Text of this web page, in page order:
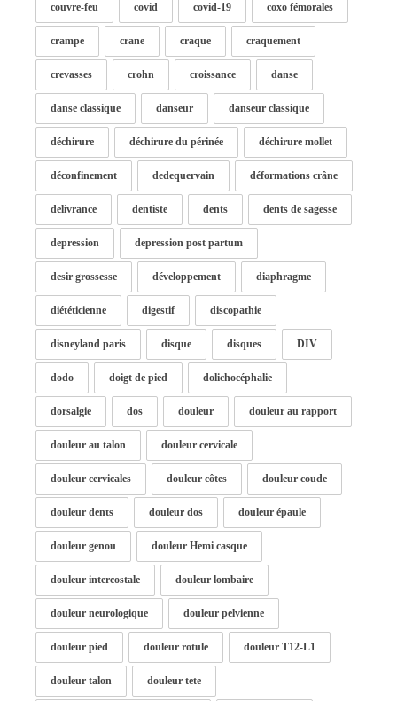
couvre-feu covid covid-19 coxo fémorales
crampe crane craque craquement
crevasses crohn croissance danse
danse classique danseur danseur classique
déchirure déchirure du périnée déchirure mollet
déconfinement dedequervain déformations crâne
delivrance dentiste dents dents de sagesse
depression depression post partum
desir grossesse développement diaphragme
diététicienne digestif discopathie
disneyland paris disque disques DIV
dodo doigt de pied dolichocéphalie
dorsalgie dos douleur douleur au rapport
douleur au talon douleur cervicale
douleur cervicales douleur côtes douleur coude
douleur dents douleur dos douleur épaule
douleur genou douleur Hemi casque
douleur intercostale douleur lombaire
douleur neurologique douleur pelvienne
douleur pied douleur rotule douleur T12-L1
douleur talon douleur tete